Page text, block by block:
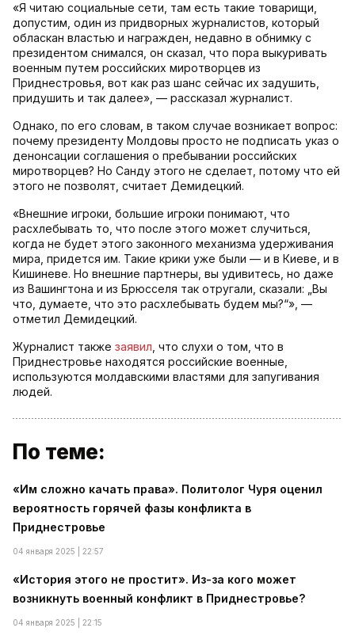
«Я читаю социальные сети, там есть такие товарищи,
допустим, один из придворных журналистов, который
обласкан властью и награжден, недавно в обнимку с
президентом снимался, он сказал, что пора выкуривать
военным путем российских миротворцев из
Приднестровья, вот как раз шанс сейчас их задушить,
придушить и так далее», — рассказал журналист.
Однако, по его словам, в таком случае возникает вопрос:
почему президенту Молдовы просто не подписать указ о
денонсации соглашения о пребывании российских
миротворцев? Но Санду этого не сделает, потому что ей
этого не позволят, считает Демидецкий.
«Внешние игроки, большие игроки понимают, что
расхлебывать то, что после этого может случиться,
когда не будет этого законного механизма удерживания
мира, придется им. Такие крики уже были — и в Киеве, и в
Кишиневе. Но внешние партнеры, вы удивитесь, но даже
из Вашингтона и из Брюсселя так отругали, сказали: „Вы
что, думаете, что это расхлебывать будем мы?“», —
отметил Демидецкий.
Журналист также заявил , что слухи о том, что в
Приднестровье находятся российские военные,
используются молдавскими властями для запугивания
людей.
По теме:
«Им сложно качать права». Политолог Чуря оценил
вероятность горячей фазы конфликта в
Приднестровье
04 января 2025 | 22:57
«История этого не простит». Из-за кого может
возникнуть военный конфликт в Приднестровье?
04 января 2025 | 22:15